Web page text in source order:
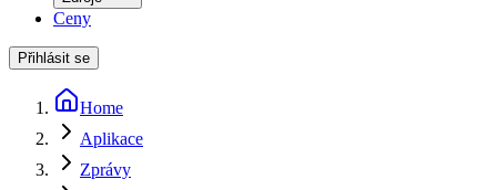
Ceny
Přihlásit se
Home
Aplikace
Zprávy